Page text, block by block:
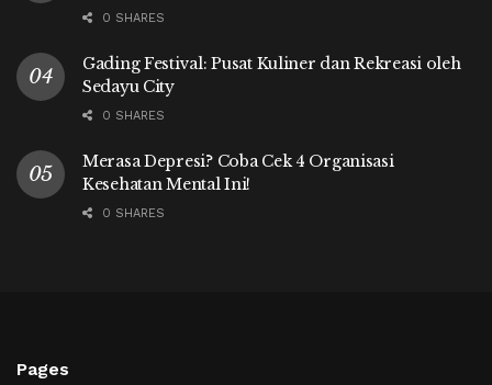
0 SHARES
Gading Festival: Pusat Kuliner dan Rekreasi oleh
Sedayu City
0 SHARES
Merasa Depresi? Coba Cek 4 Organisasi
Kesehatan Mental Ini!
0 SHARES
Pages